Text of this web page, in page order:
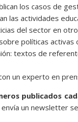
los casos de
las actividades
del sector en
políticas
textos de
un experto en
publicados
un newsletter